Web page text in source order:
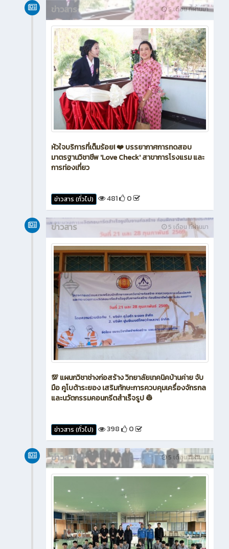
5 เดือน ที่ผ่านมา
ข่าวสาร
หัวใจบริการที่เต็มร้อย! ❤️ บรรยากาศการทดสอบ
มาตรฐานวิชาชีพ 'Love Check' สาขาการโรงแรม และ
การท่องเที่ยว
ข่าวสาร (ทั่วไป) 481 0
5 เดือน ที่ผ่านมา
ข่าวสาร
💯 แผนกวิชาช่างก่อสร้าง วิทยาลัยเทคนิคบ้านค่าย จับ
มือ คูโบต้าระยอง เสริมทักษะการควบคุมเครื่องจักรกล
และนวัตกรรมคอนกรีตสำเร็จรูป 👷
ข่าวสาร (ทั่วไป) 398 0
5 เดือน ที่ผ่านมา
ข่าวสาร